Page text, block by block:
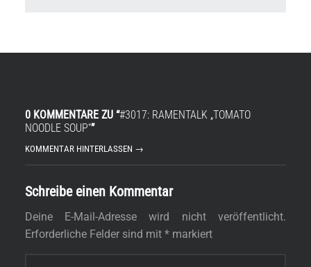
0 KOMMENTARE ZU “#3017: RAMENTALK „TOMATO
NOODLE SOUP“”
KOMMENTAR HINTERLASSEN →
Schreibe einen Kommentar
Deine E-Mail-Adresse wird nicht veröffentlicht.
Erforderliche Felder sind mit *markiert